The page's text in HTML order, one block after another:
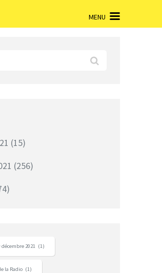
MENU
(15)
(256)
2021 (1)
la Radio (1)